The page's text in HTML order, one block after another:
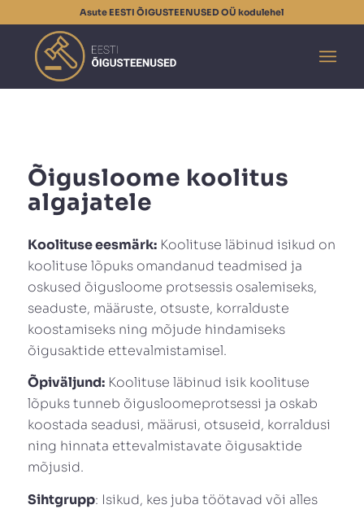
Asute EESTI ÕIGUSTEENUSED OÜ kodulehel
Õigusloome koolitus
algajatele
Koolituse eesmärk:Koolituse läbinud isikud on
koolituse lõpuks omandanud teadmised ja
oskused õigusloome protsessis osalemiseks,
seaduste, määruste, otsuste, korralduste
koostamiseks ning mõjude hindamiseks
õigusaktide ettevalmistamisel.
Õpiväljund:Koolituse läbinud isik koolituse
lõpuks tunneb õigusloomeprotsessi ja oskab
koostada seadusi, määrusi, otsuseid, korraldusi
ning hinnata ettevalmistavate õigusaktide
mõjusid.
Sihtgrupp: Isikud, kes juba töötavad või alles